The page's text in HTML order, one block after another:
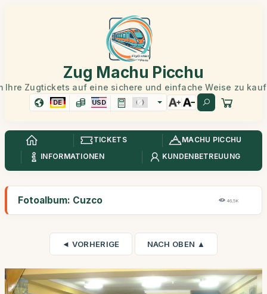
Zug Machu Picchu
Ihre Zugtickets auf eine sichere und einfache Weise zu
DE USD
TICKETS
MACHU PICCHU
INFORMATIONEN
KUNDENBETREUUNG
Fotoalbum: Cuzco 46,5K
◄ VORHERIGE NACH OBEN ▲